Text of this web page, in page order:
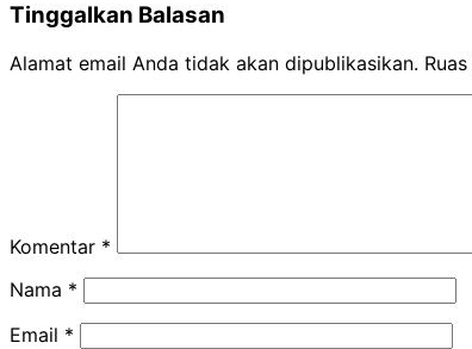
Tinggalkan Balasan
Alamat email Anda tidak akan dipublikasikan.
Komentar *
Nama *
Email *